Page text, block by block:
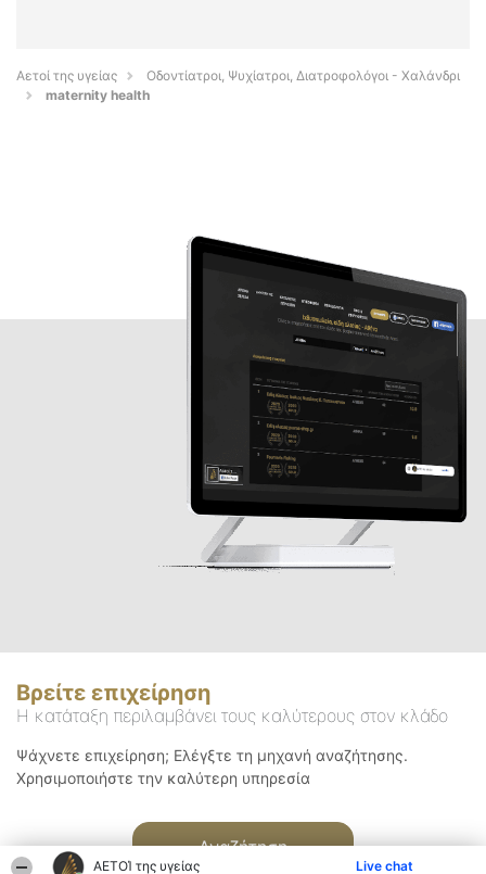
ΑΕΤΟΊ της υγείας Live chat
Αετοί της υγείας
Οδοντίατροι, Ψυχίατροι, Διατροφολόγοι - Χαλάνδρι
maternity health
Βρείτε επιχείρηση
Η κατάταξη περιλαμβάνει τους καλύτερους στον κλάδο
Ψάχνετε επιχείρηση; Ελέγξτε τη μηχανή αναζήτησης.
Χρησιμοποιήστε την καλύτερη υπηρεσία
Αναζήτηση